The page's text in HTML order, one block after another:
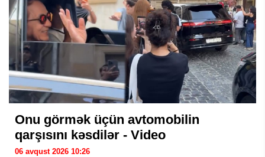
Onu görmək üçün avtomobilin
qarşısını kəsdilər - Video
06 avqust 2026 10:26